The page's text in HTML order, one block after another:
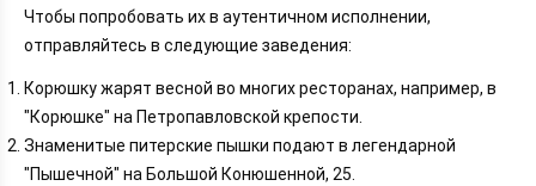
Чтобы попробовать их в аутентичном исполнении,
отправляйтесь в следующие заведения:
Корюшку жарят весной во многих ресторанах, например, в
"Корюшке" на Петропавловской крепости.
Знаменитые питерские пышки подают в легендарной
"Пышечной" на Большой Конюшенной, 25.